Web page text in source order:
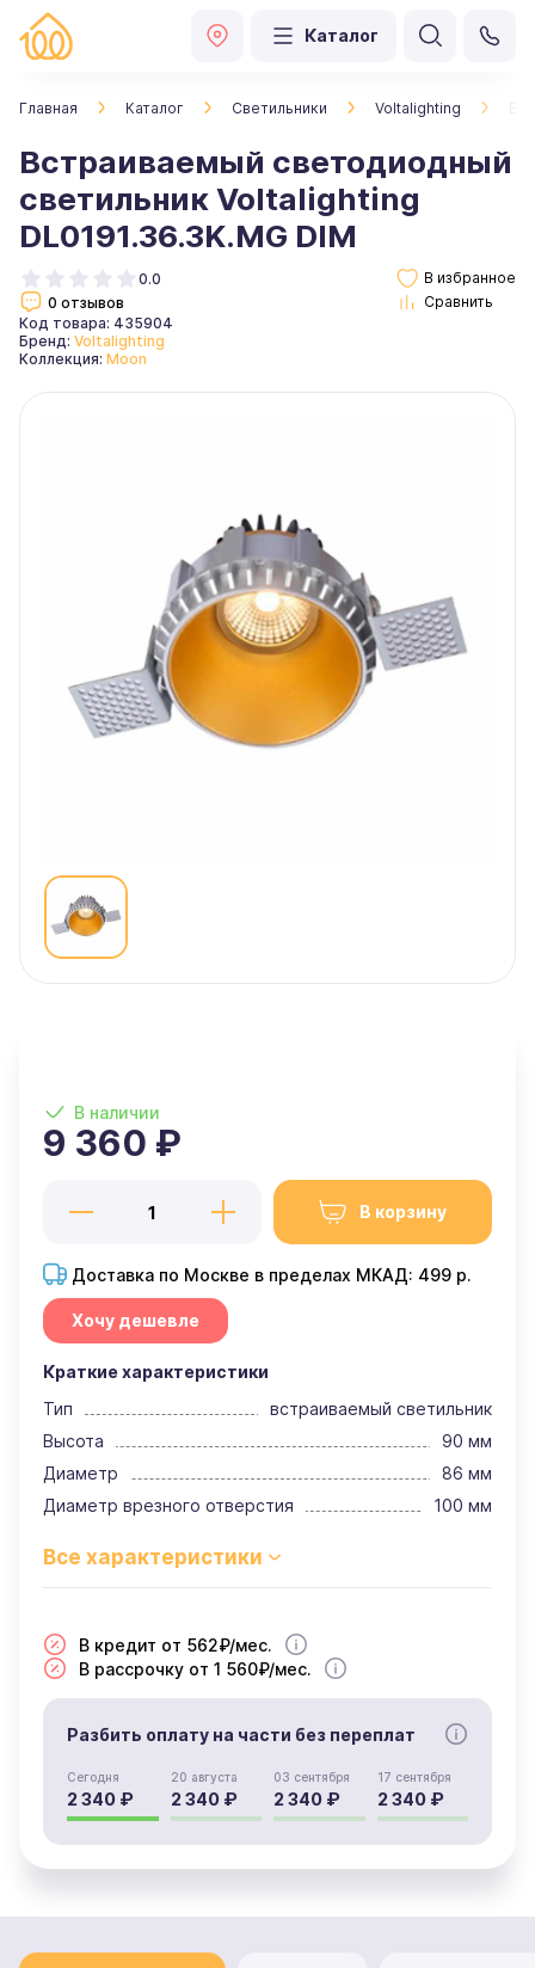
Каталог
Главная Каталог Светильники Voltalighting
Встраиваемый светодиодный
светильник Voltalighting
DL0191.36.3K.MG DIM
0.0
0 отзывов
Код товара: 435904
Бренд: Voltalighting
Коллекция: Moon
В наличии
9 360 ₽
В корзину
Доставка по Москве в пределах МКАД: 499 р.
Хочу дешевле
Краткие характеристики
Тип
встраиваемый светильник
Высота
90 мм
Диаметр
86 мм
Диаметр врезного отверстия
100 мм
В кредит от 562₽/мес.
В рассрочку от 1 560₽/мес.
Разбить оплату на части без переплат
Сегодня
2 340 ₽
20 августа
2 340 ₽
03 сентября
2 340 ₽
17 сентября
2 340 ₽